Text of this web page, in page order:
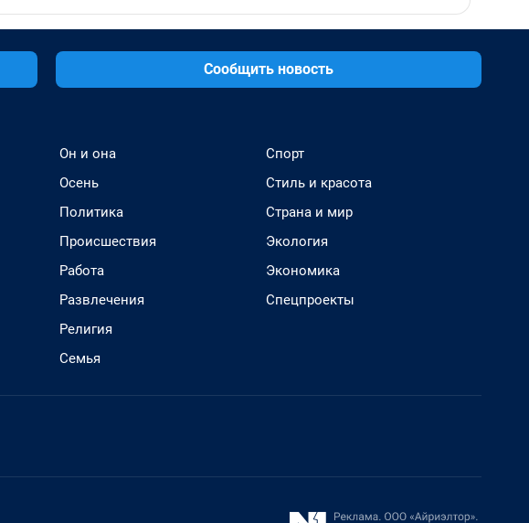
Сообщить новость
Он и она
Осень
Политика
Происшествия
Работа
Развлечения
Религия
Семья
Спорт
Стиль и красота
Страна и мир
Экология
Экономика
Спецпроекты